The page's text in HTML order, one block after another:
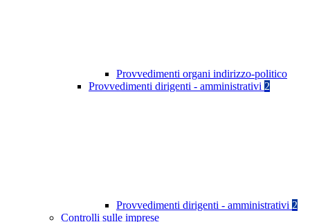
Provvedimenti organi indirizzo-politico
Provvedimenti dirigenti - amministrativi 2
Provvedimenti dirigenti - amministrativi 2
Controlli sulle imprese